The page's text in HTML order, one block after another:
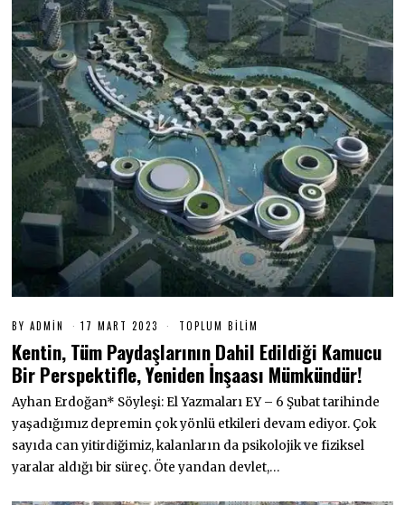
BYADMIN 17 MART 2023
M
A
R
T
2
0
2
3
TOPLUM BILIM
Kentin, Tüm Paydaşlarının Dahil Edildiği Kamucu
Bir Perspektifle, Yeniden İnşaası Mümkündür!
Ayhan Erdoğan* Söyleşi: El Yazmaları EY – 6 Şubat tarihinde
yaşadığımız depremin çok yönlü etkileri devam ediyor. Çok
sayıda can yitirdiğimiz, kalanların da psikolojik ve fiziksel
yaralar aldığı bir süreç. Öte yandan devlet,…